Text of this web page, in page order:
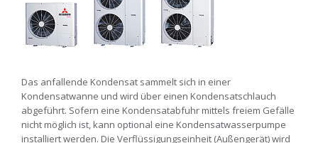
Das anfallende Kondensat sammelt sich in einer
Kondensatwanne und wird über einen Kondensatschlauch
abgeführt. Sofern eine Kondensatabfuhr mittels freiem Gefälle
nicht möglich ist, kann optional eine Kondensatwasserpumpe
installiert werden. Die Verflüssigungseinheit (Außengerät) wird